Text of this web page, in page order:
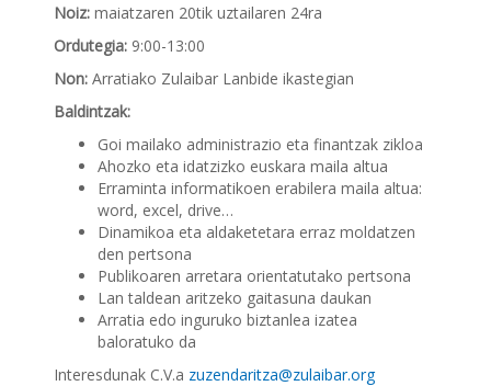
Noiz:maiatzaren 20tik uztailaren 24ra
Ordutegia:9:00-13:00
Non:Arratiako Zulaibar Lanbide ikastegian
Baldintzak:
Goi mailako administrazio eta finantzak zikloa
Ahozko eta idatzizko euskara maila altua
Erraminta informatikoen erabilera maila altua:
word, excel, drive…
Dinamikoa eta aldaketetara erraz moldatzen
den pertsona
Publikoaren arretara orientatutako pertsona
Lan taldean aritzeko gaitasuna daukan
Arratia edo inguruko biztanlea izatea
baloratuko da
Interesdunak C.V.a zuzendaritza@zulaibar.org